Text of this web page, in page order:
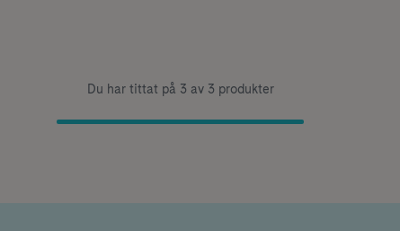
Du har tittat på 3 av 3 produkter